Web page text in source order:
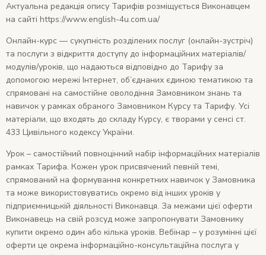
Актуальна редакція опису Тарифів розміщується Виконавцем
на сайті https://www.english-4u.com.ua/
Онлайн-курс — сукупність розділених послуг (онлайн-зустріч)
та послуги з відкриття доступу до інформаційних матеріалів/
модулів/уроків, що надаються відповідно до Тарифу за
допомогою мережі Інтернет, об’єднаних єдиною тематикою та
спрямовані на самостійне оволодіння Замовником знань та
навичок у рамках обраного Замовником Курсу та Тарифу. Усі
матеріали, що входять до складу Курсу, є творами у сенсі ст.
433 Цивільного кодексу України.
Урок – самостійний повноцінний набір інформаційних матеріалів
рамках Тарифа. Кожен урок присвячений певній темі,
спрямований на формування конкретних навичок у Замовника
та може використовуватись окремо від інших уроків у
підприємницькій діяльності Виконавця. За межами цієї оферти
Виконавець на свій розсуд може запропонувати Замовнику
купити окремо один або кілька уроків. Вебінар – у розумінні цієї
оферти це окрема інформаційно-консультаційна послуга у